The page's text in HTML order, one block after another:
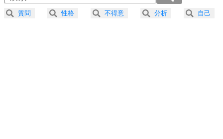
プラス思考
2.5倍速 （288KB 1分13秒）
3.0倍速 （240KB 1分1秒）
質問 性格 不得意 分析 自己